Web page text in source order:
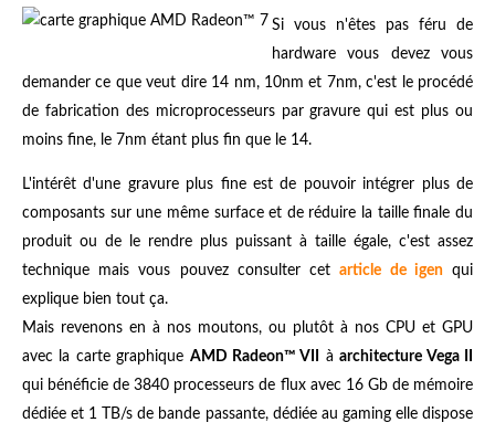
Si vous n'êtes pas féru de
hardware vous devez vous
demander ce que veut dire 14 nm, 10nm et 7nm, c'est le procédé
de fabrication des microprocesseurs par gravure qui est plus ou
moins fine, le 7nm étant plus fin que le 14.
L'intérêt d'une gravure plus fine est de pouvoir intégrer plus de
composants sur une même surface et de réduire la taille finale du
produit ou de le rendre plus puissant à taille égale, c'est assez
technique mais vous pouvez consulter cetarticle de igenqui
explique bien tout ça.
Mais revenons en à nos moutons, ou plutôt à nos CPU et GPU
avec la carte graphique AMD Radeon™ VII àarchitecture Vega II
qui bénéficie de 3840 processeurs de flux avec 16 Gb de mémoire
dédiée et 1 TB/s de bande passante, dédiée au gaming elle dispose